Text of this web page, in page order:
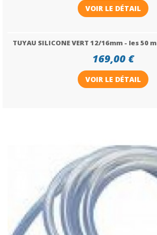
VOIR LE DÉTAIL
TUYAU SILICONE VERT 12/16mm - les 50 m
169,00 €
VOIR LE DÉTAIL